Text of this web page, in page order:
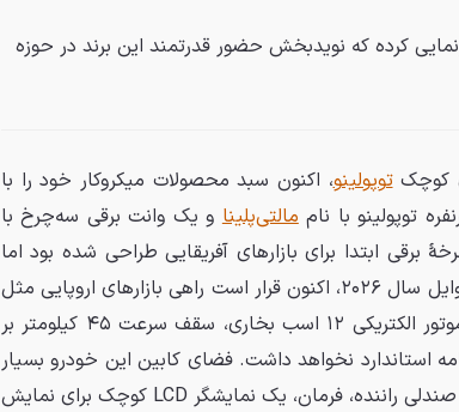
کرده که نویدبخش حضور قدرتمند این برند در حوزه
کوچکتوپولینو، اکنون سبد محصولات میکروکار خود را با
توپولینو با ناممالتی‌پلیناو یک وانت برقی سه‌چرخ با
ابتدا برای بازارهای آفریقایی طراحی شده بود اما
پس از رونمایی در نمایشگاه بروکسل در اوایل سال ۲۰۲۶، اکنون قرار است راهی بازارهای اروپایی مثل
ایتالیا، فرانسه و بریتانیا شود. تریس با موتور الکتریکی ۱۲ اسب بخاری، سقف سرعت ۴۵ کیلومتر بر
استاندارد نخواهد داشت. فضای کابین این خودرو بسیار
ساده و کاربردی طراحی شده و شامل یک صندلی راننده، فرمان، یک نمایشگر LCD کوچک برای نمایش